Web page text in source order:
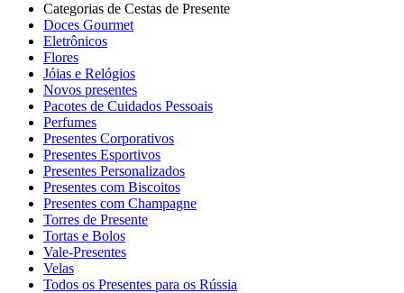
Categorias de Cestas de Presente
Doces Gourmet
Eletrônicos
Flores
Jóias e Relógios
Novos presentes
Pacotes de Cuidados Pessoais
Perfumes
Presentes Corporativos
Presentes Esportivos
Presentes Personalizados
Presentes com Biscoitos
Presentes com Champagne
Torres de Presente
Tortas e Bolos
Vale-Presentes
Velas
Todos os Presentes para os Rússia